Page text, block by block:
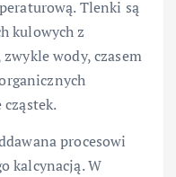
Tlenki są
kulowych z
wody, czasem
procesowi
kalcynacją. W